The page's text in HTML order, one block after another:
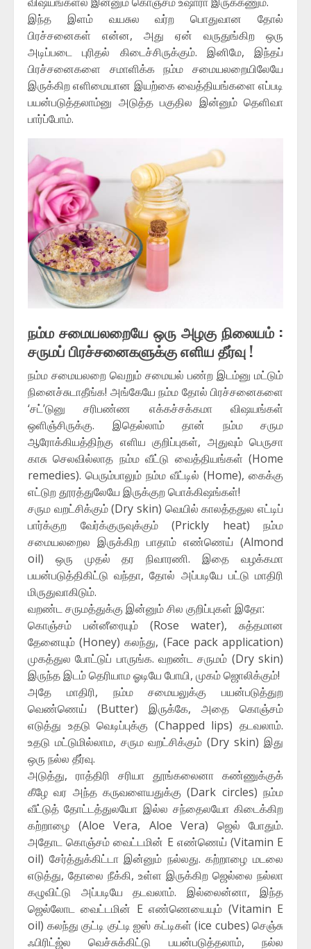
இந்த இளம் வயசுல வர்ற பொதுவான தோல்
பிரச்சனைகள் என்ன, அது ஏன் வருதுங்கிற ஒரு
அடிப்படை புரிதல் கிடைச்சிருக்கும். இனிமே, இந்தப்
பிரச்சனைகளை சமாளிக்க நம்ம சமையலறையிலேயே
இருக்கிற எளிமையான இயற்கை வைத்தியங்களை எப்படி
பயன்படுத்தலாம்னு அடுத்த பகுதில இன்னும் தெளிவா
பார்ப்போம்.
நம்ம சமையலறையே ஒரு அழகு நிலையம் :
சருமப் பிரச்சனைகளுக்கு எளிய தீர்வு !
நம்ம சமையலறை வெறும் சமையல் பண்ற இடம்னு மட்டும்
நினைச்சுடாதீங்க! அங்கேயே நம்ம தோல் பிரச்சனைகளை
‘சட்’டுனு சரிபண்ண எக்கச்சக்கமா விஷயங்கள்
ஒளிஞ்சிருக்கு. இதெல்லாம் தான் நம்ம சரும
ஆரோக்கியத்திற்கு எளிய குறிப்புகள், அதுவும் பெருசா
காசு செலவில்லாத நம்ம வீட்டு வைத்தியங்கள் (Home
remedies). பெரும்பாலும் நம்ம வீட்டில் (Home), கைக்கு
எட்டுற தூரத்துலேயே இருக்குற பொக்கிஷங்கள்!
சரும வறட்சிக்கும் (Dry skin) வெயில் காலத்ததுல எட்டிப்
பார்க்குற வேர்க்குருவுக்கும் (Prickly heat) நம்ம
சமையலறைல இருக்கிற பாதாம் எண்ணெய் (Almond
oil) ஒரு முதல் தர நிவாரணி. இதை வழக்கமா
பயன்படுத்திகிட்டு வந்தா, தோல் அப்படியே பட்டு மாதிரி
மிருதுவாகிடும்.
வறண்ட சருமத்துக்கு இன்னும் சில குறிப்புகள் இதோ:
கொஞ்சம் பன்னீரையும் (Rose water), சுத்தமான
தேனையும் (Honey) கலந்து, (Face pack application)
முகத்துல போட்டுப் பாருங்க. வறண்ட சருமம் (Dry skin)
இருந்த இடம் தெரியாம ஓடியே போயி, முகம் ஜொலிக்கும்!
அதே மாதிரி, நம்ம சமையலுக்கு பயன்படுத்துற
வெண்ணெய் (Butter) இருக்கே, அதை கொஞ்சம்
எடுத்து உதடு வெடிப்புக்கு (Chapped lips) தடவலாம்.
உதடு மட்டுமில்லாம, சரும வறட்சிக்கும் (Dry skin) இது
ஒரு நல்ல தீர்வு.
அடுத்து, ராத்திரி சரியா தூங்கலைனா கண்ணுக்குக்
கீழே வர அந்த கருவளையதுக்கு (Dark circles) நம்ம
வீட்டுத் தோட்டத்துலயோ இல்ல சந்தைலயோ கிடைக்கிற
கற்றாழை (Aloe Vera, Aloe Vera) ஜெல் போதும்.
அதோட கொஞ்சம் வைட்டமின் E எண்ணெய் (Vitamin E
oil) சேர்த்துக்கிட்டா இன்னும் நல்லது. கற்றாழை மடலை
எடுத்து, தோலை நீக்கி, உள்ள இருக்கிற ஜெல்லை நல்லா
கழுவிட்டு அப்படியே தடவலாம். இல்லைன்னா, இந்த
ஜெல்லோட வைட்டமின் E எண்ணெயையும் (Vitamin E
oil) கலந்து குட்டி குட்டி ஐஸ் கட்டிகள் (ice cubes) செஞ்சு
ஃபிரிட்ஜ்ல வெச்சுக்கிட்டு பயன்படுத்தலாம், நல்ல